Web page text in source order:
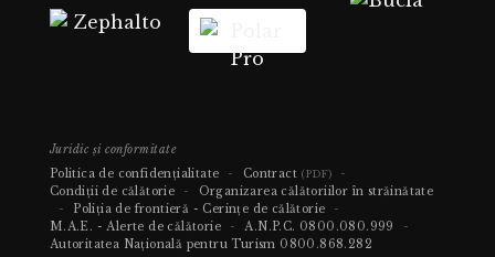
Juridic și conformitate
Politica de confidențialitate
- Contract (PDF)
-
Condiții de călătorie
-
Organizarea călătoriilor în străinătate
-
Poliția de frontieră - Cerințe de călătorie
-
M.A.E. - Alerte de călătorie
- A.N.P.C. 0800.080.999
-
Autoritatea Națională pentru Turism 0800.868.282